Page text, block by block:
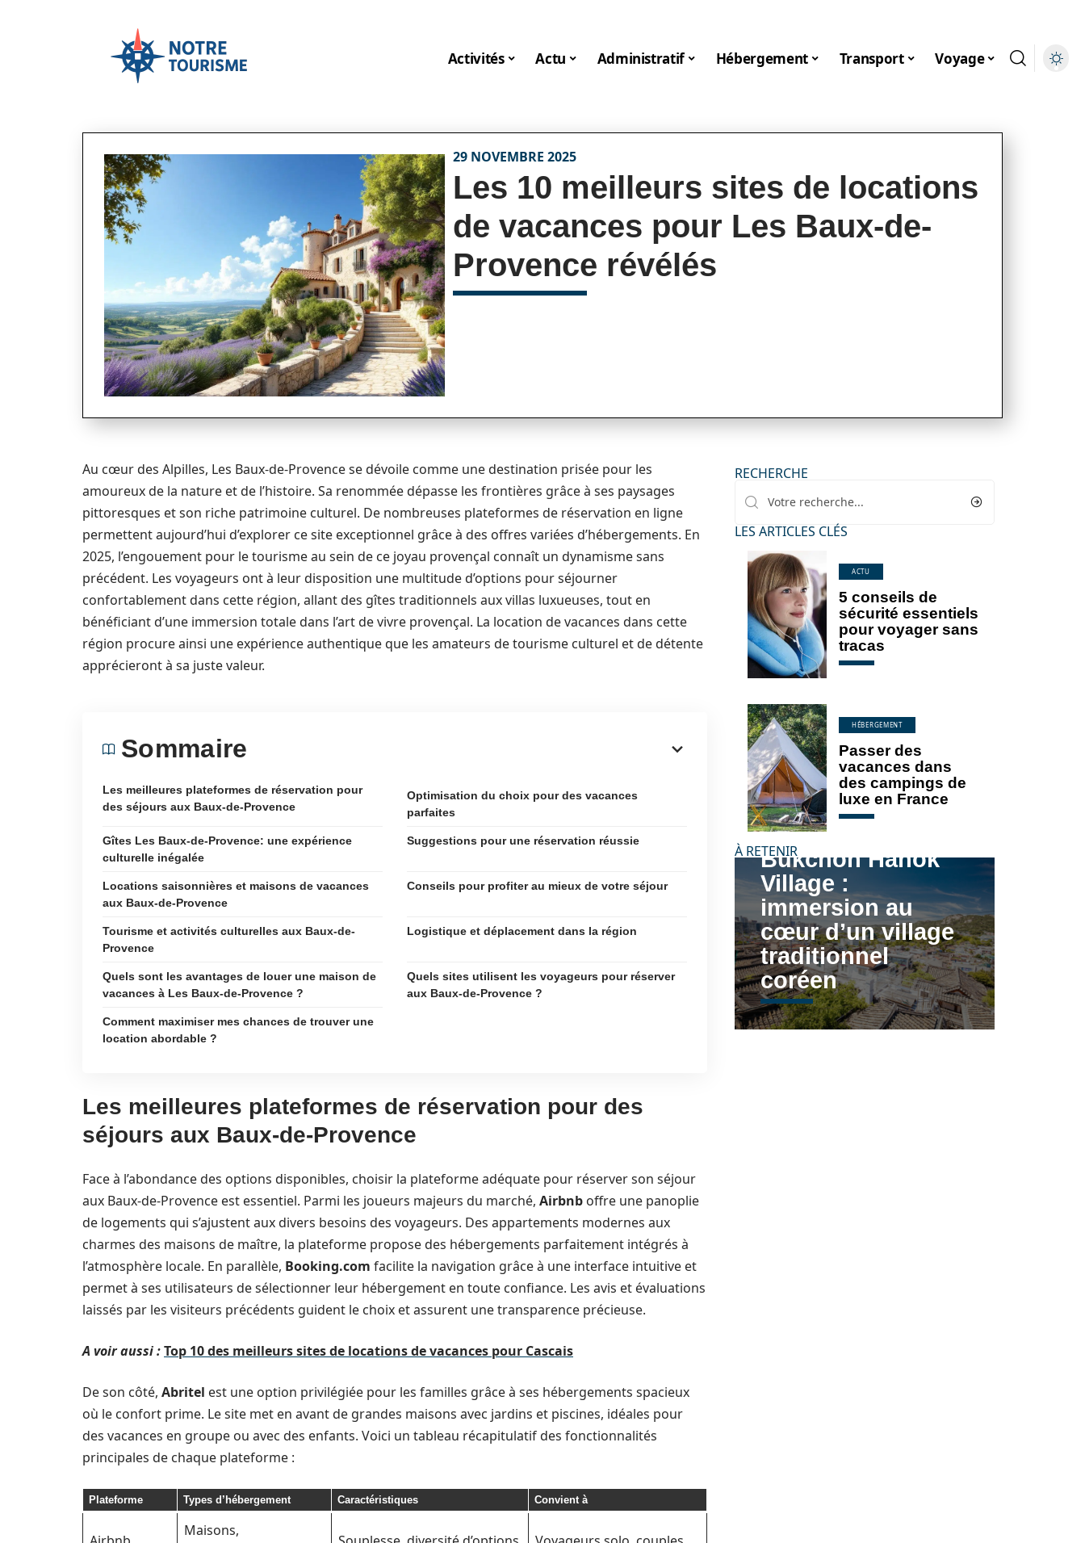
Activités Actu Administratif Hébergement Transport Voyage
29 NOVEMBRE 2025
Les 10 meilleurs sites de locations
de vacances pour Les Baux-de-
Provence révélés
Au cœur des Alpilles, Les Baux-de-Provence se dévoile comme une destination prisée pour les
amoureux de la nature et de l’histoire. Sa renommée dépasse les frontières grâce à ses paysages
pittoresques et son riche patrimoine culturel. De nombreuses plateformes de réservation en ligne
permettent aujourd’hui d’explorer ce site exceptionnel grâce à des offres variées d’hébergements. En
2025, l’engouement pour le tourisme au sein de ce joyau provençal connaît un dynamisme sans
précédent. Les voyageurs ont à leur disposition une multitude d’options pour séjourner
confortablement dans cette région, allant des gîtes traditionnels aux villas luxueuses, tout en
bénéficiant d’une immersion totale dans l’art de vivre provençal. La location de vacances dans cette
région procure ainsi une expérience authentique que les amateurs de tourisme culturel et de détente
apprécieront à sa juste valeur.
Sommaire
Les meilleures plateformes de réservation pour
des séjours aux Baux-de-Provence
Optimisation du choix pour des vacances
parfaites
Gîtes Les Baux-de-Provence: une expérience
culturelle inégalée
Suggestions pour une réservation réussie
Locations saisonnières et maisons de vacances
aux Baux-de-Provence
Conseils pour profiter au mieux de votre séjour
Tourisme et activités culturelles aux Baux-de-
Provence
Logistique et déplacement dans la région
Quels sont les avantages de louer une maison de
vacances à Les Baux-de-Provence ?
Quels sites utilisent les voyageurs pour réserver
aux Baux-de-Provence ?
Comment maximiser mes chances de trouver une
location abordable ?
Les meilleures plateformes de réservation pour des
séjours aux Baux-de-Provence
Face à l’abondance des options disponibles, choisir la plateforme adéquate pour réserver son séjour
aux Baux-de-Provence est essentiel. Parmi les joueurs majeurs du marché, Airbnb offre une panoplie
de logements qui s’ajustent aux divers besoins des voyageurs. Des appartements modernes aux
charmes des maisons de maître, la plateforme propose des hébergements parfaitement intégrés à
l’atmosphère locale. En parallèle, Booking.com facilite la navigation grâce à une interface intuitive et
permet à ses utilisateurs de sélectionner leur hébergement en toute confiance. Les avis et évaluations
laissés par les visiteurs précédents guident le choix et assurent une transparence précieuse.
A voir aussi :Top 10 des meilleurs sites de locations de vacances pour Cascais
De son côté, Abritel est une option privilégiée pour les familles grâce à ses hébergements spacieux
où le confort prime. Le site met en avant de grandes maisons avec jardins et piscines, idéales pour
des vacances en groupe ou avec des enfants. Voici un tableau récapitulatif des fonctionnalités
principales de chaque plateforme :
Plateforme Types d’hébergement Caractéristiques Convient à
Maisons,
RECHERCHE
LES ARTICLES CLÉS
ACTU
5 conseils de
sécurité essentiels
pour voyager sans
tracas
HÉBERGEMENT
Passer des
vacances dans
des campings de
luxe en France
À RETENIR
Flâner dans les
ruelles du
Bukchon Hanok
Village :
immersion au
cœur d’un village
traditionnel
coréen